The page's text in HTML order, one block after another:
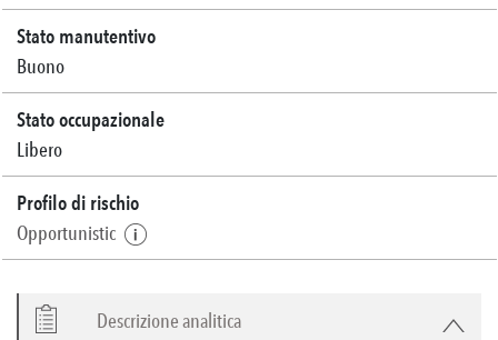
Stato manutentivo
Buono
Stato occupazionale
Libero
Profilo di rischio
Opportunistic
Descrizione analitica